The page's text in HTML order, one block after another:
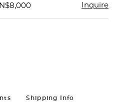
Inquire
Shipping Info